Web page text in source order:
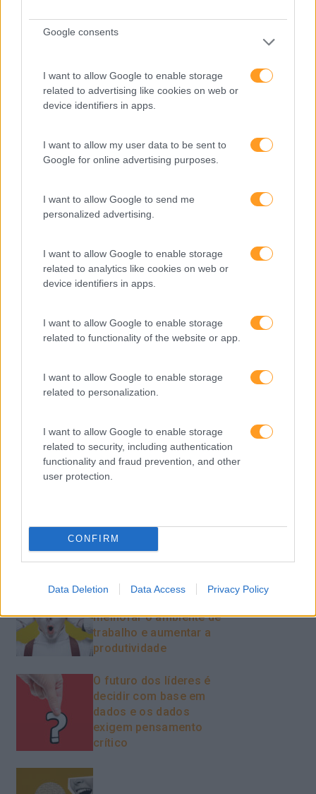
Google consents
I want to allow Google to enable storage
related to advertising like cookies on web or
device identifiers in apps.
I want to allow my user data to be sent to
Google for online advertising purposes.
I want to allow Google to send me
personalized advertising.
I want to allow Google to enable storage
related to analytics like cookies on web or
device identifiers in apps.
I want to allow Google to enable storage
related to functionality of the website or app.
I want to allow Google to enable storage
related to personalization.
I want to allow Google to enable storage
related to security, including authentication
functionality and fraud prevention, and other
user protection.
CONFIRM
Data Deletion Data Access Privacy Policy
Interculturalidade
Liderança
Mudança
Perspetivas
Pessoas
Recursos Humanos
Sustentabilidade
Tecnologias De Informação
Vendas E Negociação
Recentes
calendário
Como usar a escuta
melhorar o ambiente de
trabalho e aumentar a
produtividade
O futuro dos líderes é
decidir com base em
dados e os dados
exigem pensamento
crítico